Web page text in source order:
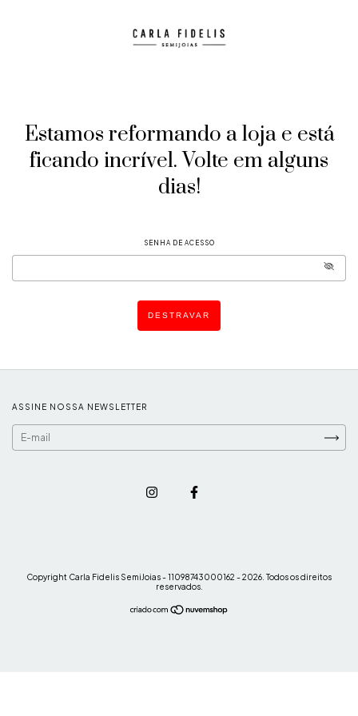
Estamos reformando a loja e está
ficando incrível. Volte em alguns
dias!
SENHA DE ACESSO
DESTRAVAR
ASSINE NOSSA NEWSLETTER
Copyright Carla Fidelis SemiJoias - 11098743000162 - 2026. Todos os direitos
reservados.